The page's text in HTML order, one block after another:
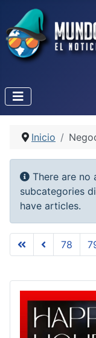
Inicio
Info
There are no
subcategories
have articles.
78